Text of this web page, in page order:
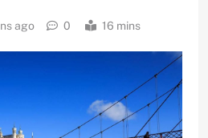
ago 0 16 mins